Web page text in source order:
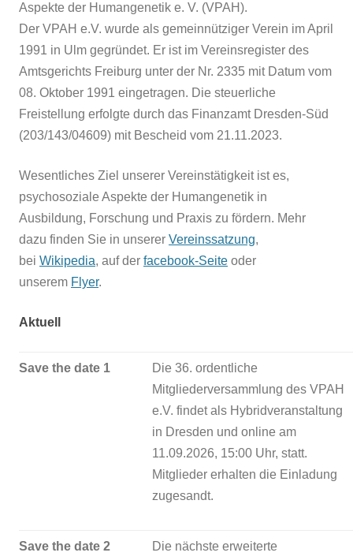
Aspekte der Humangenetik e. V. (VPAH).
Der VPAH e.V. wurde als gemeinnütziger Verein im April
1991 in Ulm gegründet. Er ist im Vereinsregister des
Amtsgerichts Freiburg unter der Nr. 2335 mit Datum vom
08. Oktober 1991 eingetragen. Die steuerliche
Freistellung erfolgte durch das Finanzamt Dresden-Süd
(203/143/04609) mit Bescheid vom 21.11.2023.
Wesentliches Ziel unserer Vereinstätigkeit ist es,
psychosoziale Aspekte der Humangenetik in
Ausbildung, Forschung und Praxis zu fördern. Mehr
dazu finden Sie in unserer Vereinssatzung,
bei Wikipedia, auf der facebook-Seite oder
unserem Flyer.
Aktuell
Save the date 1
Die 36. ordentliche
Mitgliederversammlung des VPAH
e.V. findet als Hybridveranstaltung
in Dresden und online am
11.09.2026, 15:00 Uhr, statt.
Mitglieder erhalten die Einladung
zugesandt.
Save the date 2
Die nächste erweiterte